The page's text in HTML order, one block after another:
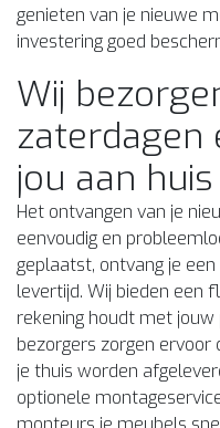
genieten van je nieuwe
investering goed
Wij
zaterdagen
jou aan huis
Het ontvangen van je
eenvoudig en
geplaatst, ontvang je
levertijd. Wij bieden een
rekening houdt met jouw
bezorgers zorgen ervoor
je thuis worden
optionele